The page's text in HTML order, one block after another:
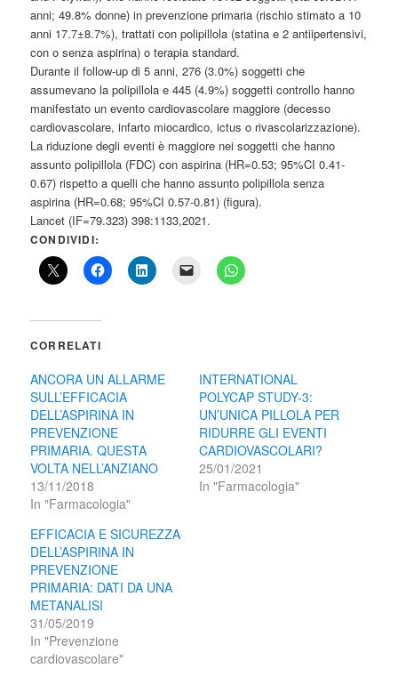
anni; 49.8% donne) in prevenzione primaria (rischio stimato a 10
anni 17.7±8.7%), trattati con polipillola (statina e 2 antiipertensivi,
con o senza aspirina) o terapia standard.
Durante il follow-up di 5 anni, 276 (3.0%) soggetti che
assumevano la polipillola e 445 (4.9%) soggetti controllo hanno
manifestato un evento cardiovascolare maggiore (decesso
cardiovascolare, infarto miocardico, ictus o rivascolarizzazione).
La riduzione degli eventi è maggiore nei soggetti che hanno
assunto polipillola (FDC) con aspirina (HR=0.53; 95%CI 0.41-
0.67) rispetto a quelli che hanno assunto polipillola senza
aspirina (HR=0.68; 95%CI 0.57-0.81) (figura).
Lancet (IF=79.323) 398:1133,2021.
CONDIVIDI:
CORRELATI
ANCORA UN ALLARME
SULL’EFFICACIA
DELL’ASPIRINA IN
PREVENZIONE
PRIMARIA. QUESTA
VOLTA NELL’ANZIANO
13/11/2018
In "Farmacologia"
INTERNATIONAL
POLYCAP STUDY-3:
UN’UNICA PILLOLA PER
RIDURRE GLI EVENTI
CARDIOVASCOLARI?
25/01/2021
In "Farmacologia"
EFFICACIA E SICUREZZA
DELL’ASPIRINA IN
PREVENZIONE
PRIMARIA: DATI DA UNA
METANALISI
31/05/2019
In "Prevenzione
cardiovascolare"